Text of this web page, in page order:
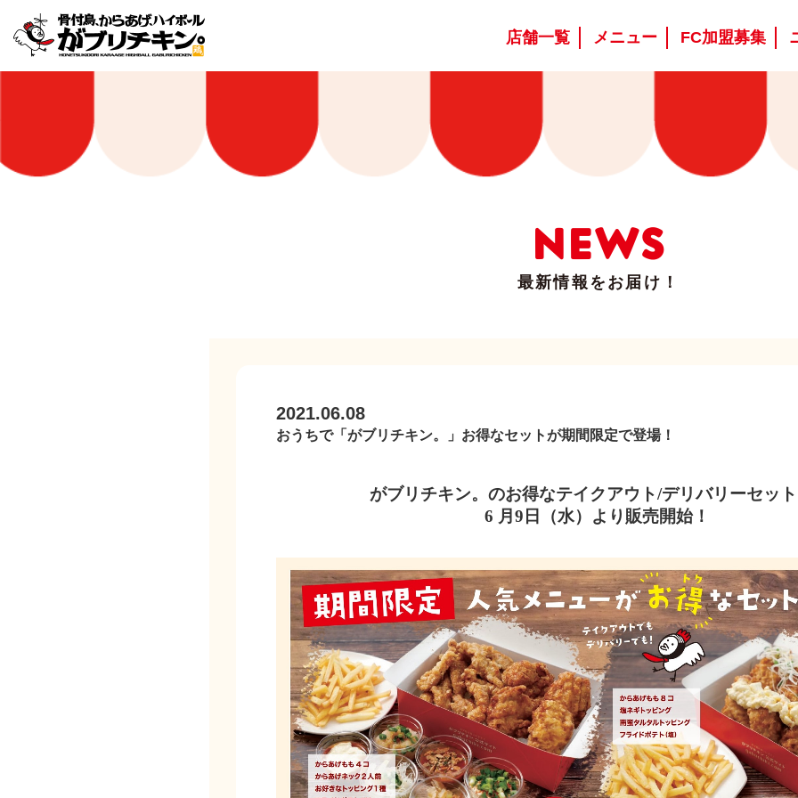
店舗一覧 メニュー FC加盟募集
NEWS
最新情報をお届け！
2021.06.08
おうちで「がブリチキン。」お得なセットが期間限定で登場！
がブリチキン。のお得なテイクアウト/デリバリーセット
6 月 9 日（水）より販売開始！